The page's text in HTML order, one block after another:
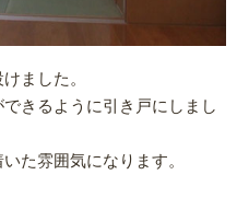
ました。
きるように引き戸にしまし
た雰囲気になります。